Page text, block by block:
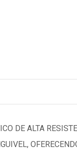
DE ALTA